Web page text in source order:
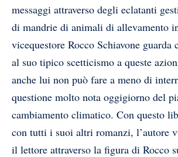
messaggi attraverso degli eclatanti
di mandrie di animali di allevamento
vicequestore Rocco Schiavone guarda
al suo tipico scetticismo a queste
anche lui non può fare a meno di
questione molto nota oggigiorno del
cambiamento climatico. Con questo
con tutti i suoi altri romanzi, l’autore
il lettore attraverso la figura di Rocco